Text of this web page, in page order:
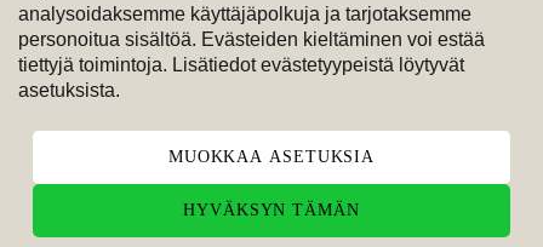
analysoidaksemme käyttäjäpolkuja ja tarjotaksemme
personoitua sisältöä. Evästeiden kieltäminen voi estää
tiettyjä toimintoja. Lisätiedot evästetyypeistä löytyvät
asetuksista.
MUOKKAA ASETUKSIA
HYVÄKSYN TÄMÄN
Maksutavat
M
Seuraa meitä